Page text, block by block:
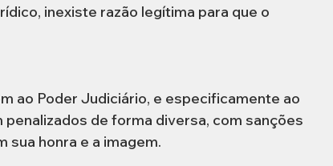
inexiste razão legítima para que o
ao Poder Judiciário, e especificamente ao
de forma diversa, com sanções
sua honra e a imagem.